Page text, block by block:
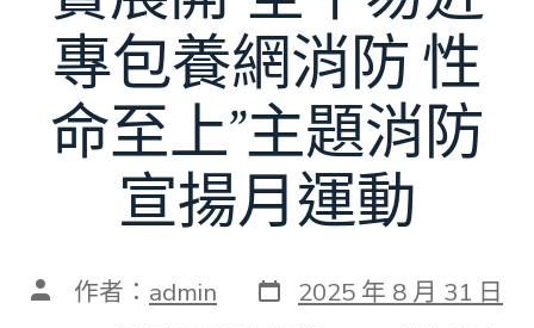
專包養網消防 性
命至上”主題消防
宣揚月運動
文 作者： admin 發
表
2025 年 8 月 31 日